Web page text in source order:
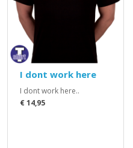
I dont work here
I dont work here..
€ 14,95